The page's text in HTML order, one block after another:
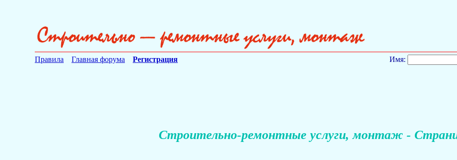
Правила Главная форума Регистрация Имя:
Строительно-ремонтные услуги, монтаж -